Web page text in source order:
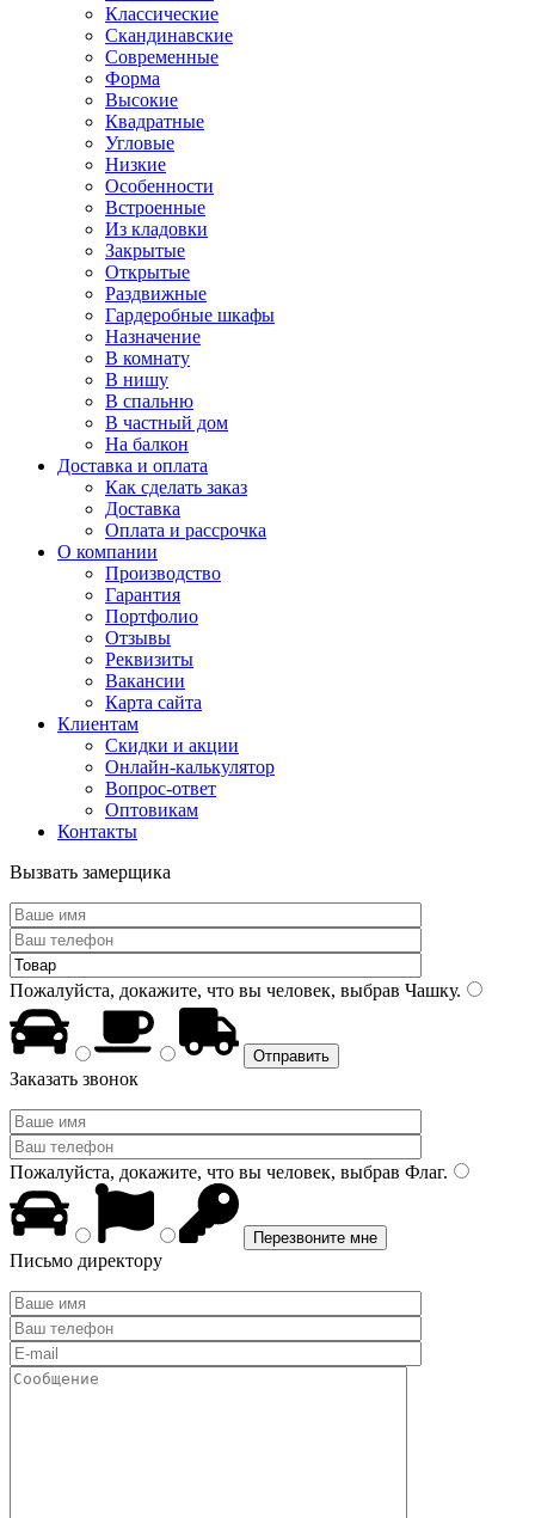
Классические
Скандинавские
Современные
Форма
Высокие
Квадратные
Угловые
Низкие
Особенности
Встроенные
Из кладовки
Закрытые
Открытые
Раздвижные
Гардеробные шкафы
Назначение
В комнату
В нишу
В спальню
В частный дом
На балкон
Доставка и оплата
Как сделать заказ
Доставка
Оплата и рассрочка
О компании
Производство
Гарантия
Портфолио
Отзывы
Реквизиты
Вакансии
Карта сайта
Клиентам
Скидки и акции
Онлайн-калькулятор
Вопрос-ответ
Оптовикам
Контакты
Вызвать замерщика
Пожалуйста, докажите, что вы человек, выбрав Чашку.
Заказать звонок
Пожалуйста, докажите, что вы человек, выбрав Флаг.
Письмо директору